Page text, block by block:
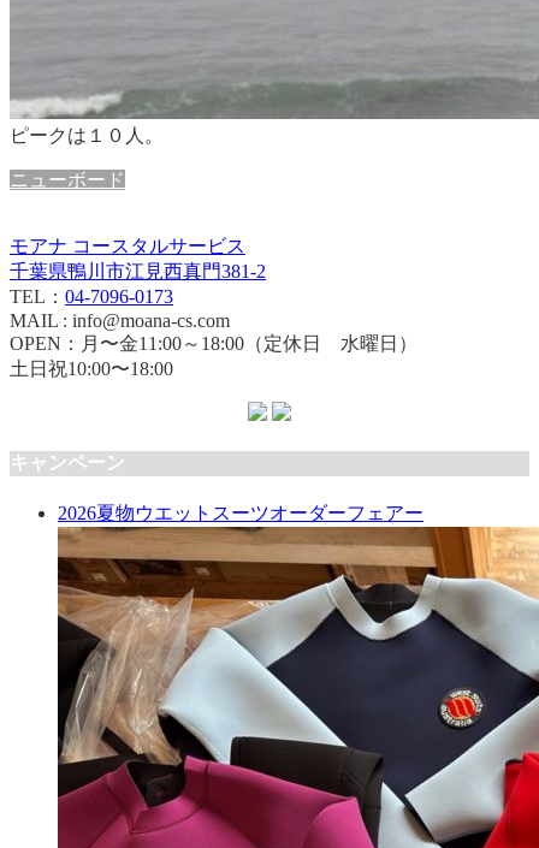
ピークは１０人。
ニューボード
モアナ コースタルサービス
千葉県鴨川市江見西真門381-2
TEL： 04-7096-0173
MAIL : info@moana-cs.com
OPEN：月〜金11:00～18:00（定休日 水曜日）
土日祝10:00〜18:00
キャンペーン
2026夏物ウエットスーツオーダーフェアー